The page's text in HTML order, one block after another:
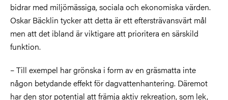
bidrar med miljömässiga, sociala och ekonomiska värden.
Oskar Bäcklin tycker att detta är ett eftersträvansvärt mål
men att det ibland är viktigare att prioritera en särskild
funktion.
– Till exempel har grönska i form av en gräsmatta inte
någon betydande effekt för dagvattenhantering. Däremot
har den stor potential att främja aktiv rekreation, som lek,